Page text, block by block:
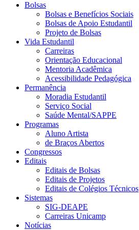
Bolsas
Bolsas e Benefícios Sociais
Bolsas de Apoio Estudantil
Projeto de Bolsas
Vida Estudantil
Carreiras
Orientação Educacional
Mentoria Acadêmica
Acessibilidade Pedagógica
Permanência
Moradia Estudantil
Serviço Social
Saúde Mental/SAPPE
Programas
Aluno Artista
de Braços Abertos
Congressos
Editais
Editais de Bolsas
Editais de Projetos
Editais de Colégios Técnicos
Sistemas
SIG-DEAPE
Carreiras Unicamp
Notícias